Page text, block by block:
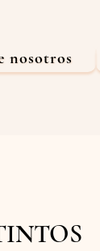
nosotros